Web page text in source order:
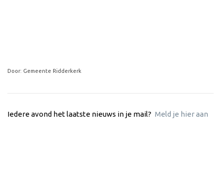
Door: Gemeente Ridderkerk
Iedere avond het laatste nieuws in je mail? Meld je hier aan